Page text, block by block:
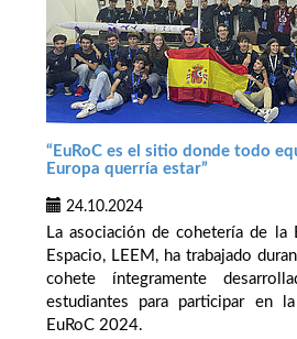
“EuRoC es el sitio donde todo
Europa querría estar”
24.10.2024
La asociación de cohetería de la
Espacio, LEEM, ha trabajado
cohete íntegramente
estudiantes para participar en
EuRoC 2024.